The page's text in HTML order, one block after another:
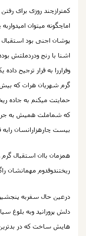
کمترازچند روزی برای
اماچگونه میتوان
پوشان اجنی بود
اشنا با رنج ودردملتش
وفراررا به قرار ترجیح
گرم شهریان هرات که بیش
حمایتت میکنم به جاده
که شماملت همیش به جرم
بیست چارهزارانسان رابه
همزمان باان استقبال
ریختندوقدوم مهمانشان
درعین حال سفربه
دلش پرورانید وبه
هایش ساخت که در